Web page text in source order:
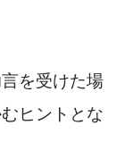
を受けた場
ヒントとな